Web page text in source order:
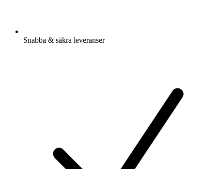
Snabba & säkra leveranser